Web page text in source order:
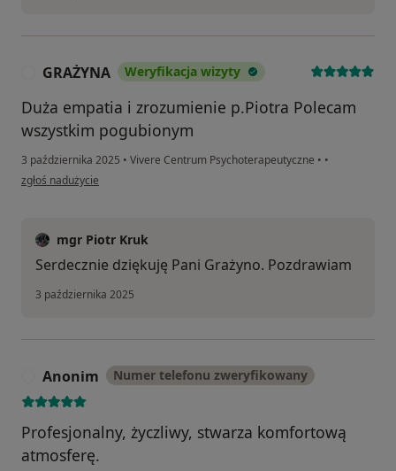
GRAŻYNA Weryfikacja wizyty
Duża empatia i zrozumienie p.Piotra Polecam
wszystkim pogubionym
3 października 2025 • Vivere Centrum Psychoterapeutyczne • •
w opinii użytkownika GRAŻYNA
zgłoś nadużycie
mgr Piotr Kruk
Serdecznie dziękuję Pani Grażyno. Pozdrawiam
3 października 2025
Anonim Numer telefonu zweryfikowany
Profesjonalny, życzliwy, stwarza komfortową
atmosferę.